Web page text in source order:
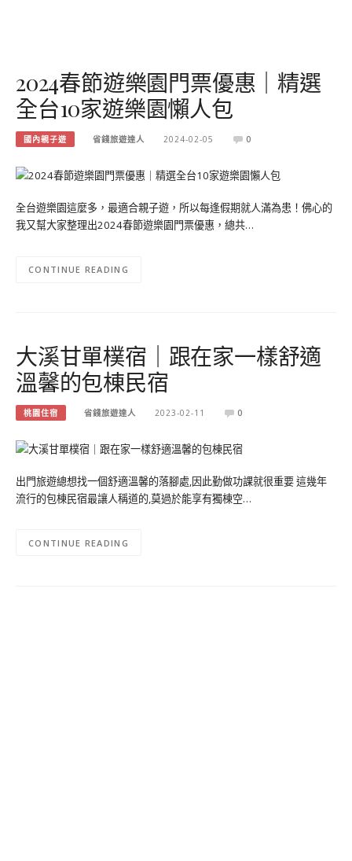
2024春節遊樂園門票優惠｜精選
全台10家遊樂園懶人包
國內親子遊 省錢旅遊達人 2024-02-05 0
全台遊樂園這麼多，最適合親子遊，所以每逢假期就人滿為患！佛心的
我又幫大家整理出2024春節遊樂園門票優惠，總共…
CONTINUE READING
大溪甘單樸宿｜跟在家一樣舒適
溫馨的包棟民宿
桃園住宿 省錢旅遊達人 2023-02-11 0
出門旅遊總想找一個舒適溫馨的落腳處,因此勤做功課就很重要 這幾年
流行的包棟民宿最讓人稱道的,莫過於能享有獨棟空…
CONTINUE READING